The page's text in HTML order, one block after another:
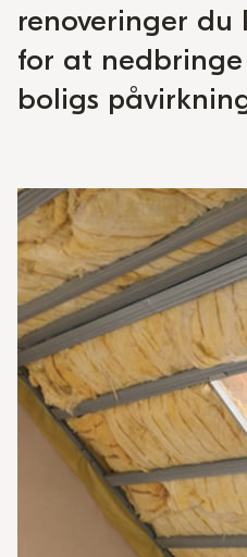
renoveringer du
for at
boligs